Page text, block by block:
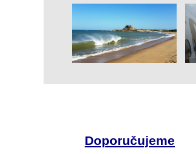
Doporučujeme